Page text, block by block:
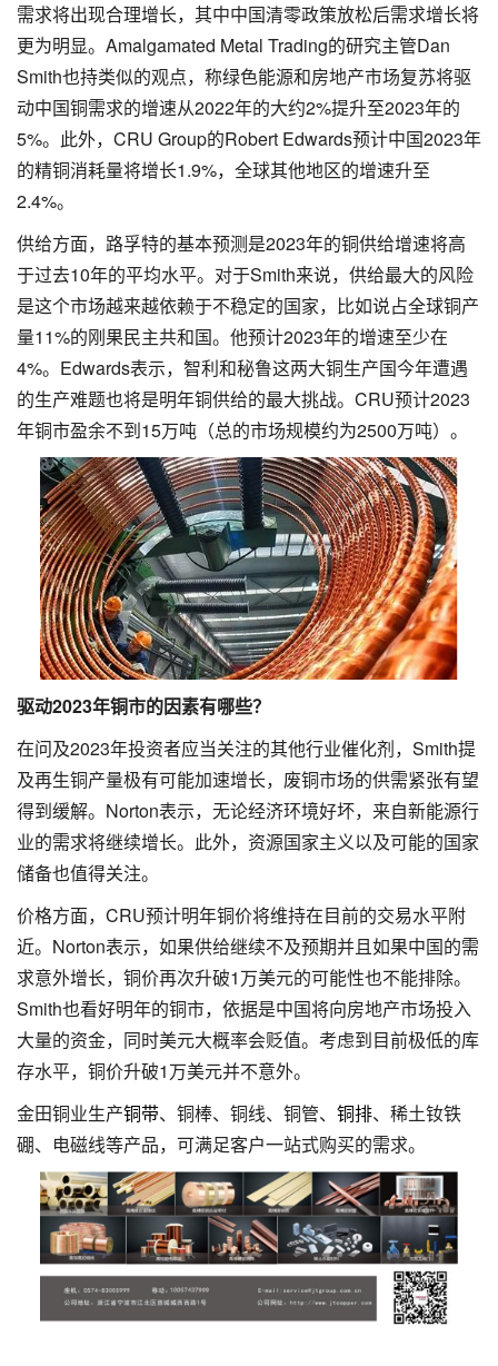
需求将出现合理增长，其中中国清零政策放松后需求增长将
更为明显。Amalgamated Metal Trading的研究主管Dan
Smith也持类似的观点，称绿色能源和房地产市场复苏将驱
动中国铜需求的增速从2022年的大约2%提升至2023年的
5%。此外，CRU Group的Robert Edwards预计中国2023年
的精铜消耗量将增长1.9%，全球其他地区的增速升至
2.4%。
供给方面，路孚特的基本预测是2023年的铜供给增速将高
于过去10年的平均水平。对于Smith来说，供给最大的风险
是这个市场越来越依赖于不稳定的国家，比如说占全球铜产
量11%的刚果民主共和国。他预计2023年的增速至少在
4%。Edwards表示，智利和秘鲁这两大铜生产国今年遭遇
的生产难题也将是明年铜供给的最大挑战。CRU预计2023
年铜市盈余不到15万吨（总的市场规模约为2500万吨）。
驱动2023年铜市的因素有哪些？
在问及2023年投资者应当关注的其他行业催化剂，Smith提
及再生铜产量极有可能加速增长，废铜市场的供需紧张有望
得到缓解。Norton表示，无论经济环境好坏，来自新能源行
业的需求将继续增长。此外，资源国家主义以及可能的国家
储备也值得关注。
价格方面，CRU预计明年铜价将维持在目前的交易水平附
近。Norton表示，如果供给继续不及预期并且如果中国的需
求意外增长，铜价再次升破1万美元的可能性也不能排除。
Smith也看好明年的铜市，依据是中国将向房地产市场投入
大量的资金，同时美元大概率会贬值。考虑到目前极低的库
存水平，铜价升破1万美元并不意外。
金田铜业生产铜带、铜棒、铜线、铜管、 铜排、稀土钕铁
硼、电磁线等产品，可满足客户一站式购买的需求。